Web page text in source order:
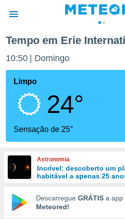
da
foi
fornecidas
a este
das
e
forma
digital
Tempo em Erie
10:50 Domingo
Limpo
24°
Sensação de 25°
Astronomia
Incrível: descoberto um
habitável a apenas 25
Descarregue GRÁTIS a app
Meteored!